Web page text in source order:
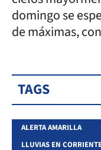
domingo se
de máximas,
TAGS
ALERTA AMARILLA
LLUVIAS EN